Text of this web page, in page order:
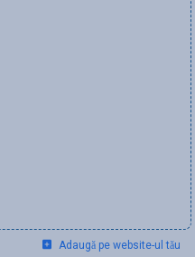
Adaugă pe website-ul tău